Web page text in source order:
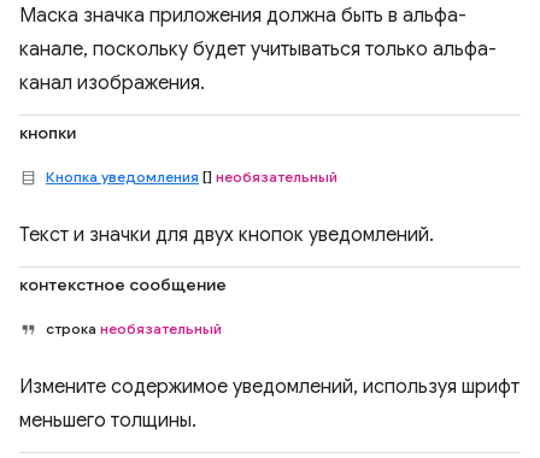
Маска значка приложения должна быть в альфа-
канале, поскольку будет учитываться только альфа-
канал изображения.
кнопки
Кнопка уведомления [] необязательный
Текст и значки для двух кнопок уведомлений.
контекстное сообщение
строка необязательный
Измените содержимое уведомлений, используя шрифт
меньшего толщины.